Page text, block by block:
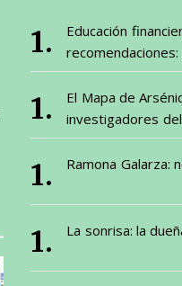
Educación
recomendaciones:
El Mapa de
investigadores
Ramona Galarza:
La sonrisa: la